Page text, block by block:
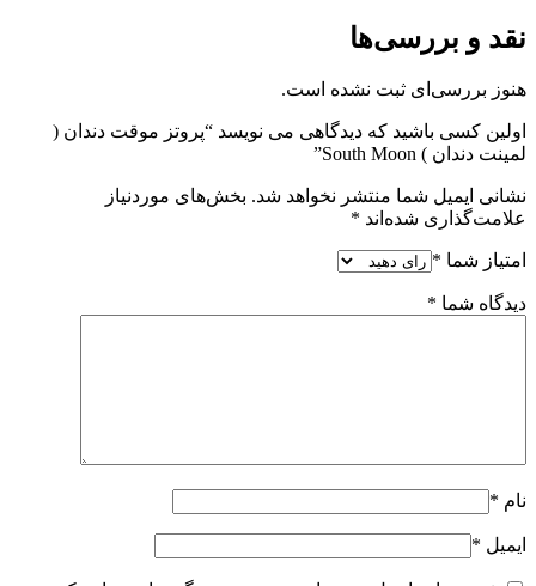
نقد و بررسی‌ها
هنوز بررسی‌ای ثبت نشده است.
اولین کسی باشید که دیدگاهی می نویسد “پروتز موقت دندان (
لمینت دندان ) South Moon”
نشانی ایمیل شما منتشر نخواهد شد. بخش‌های موردنیاز
علامت‌گذاری شده‌اند *
امتیاز شما *
دیدگاه شما *
نام *
ایمیل *